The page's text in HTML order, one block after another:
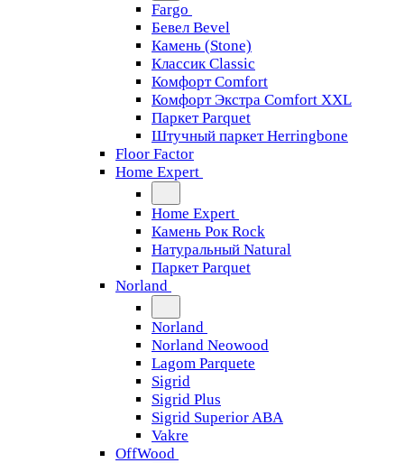
Fargo
Бевел Bevel
Камень (Stone)
Классик Classic
Комфорт Comfort
Комфорт Экстра Comfort XXL
Паркет Parquet
Штучный паркет Herringbone
Floor Factor
Home Expert
Home Expert
Камень Рок Rock
Натуральный Natural
Паркет Parquet
Norland
Norland
Norland Neowood
Lagom Parquete
Sigrid
Sigrid Plus
Sigrid Superior ABA
Vakre
OffWood